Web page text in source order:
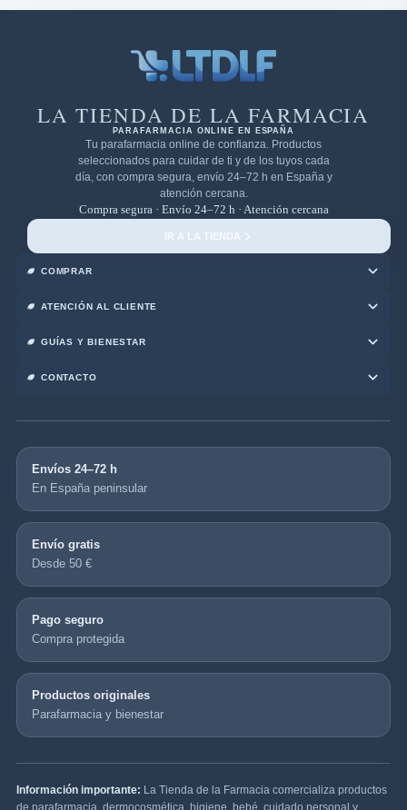
LA TIENDA DE LA FARMACIA
PARAFARMACIA ONLINE EN ESPAÑA
Tu parafarmacia online de confianza. Productos
seleccionados para cuidar de ti y de los tuyos cada
día, con compra segura, envío 24–72 h en España y
atención cercana.
Compra segura · Envío 24–72 h · Atención cercana
IR A LA TIENDA
COMPRAR
ATENCIÓN AL CLIENTE
GUÍAS Y BIENESTAR
CONTACTO
Envíos 24–72 h
En España peninsular
Envío gratis
Desde 50 €
Pago seguro
Compra protegida
Productos originales
Parafarmacia y bienestar
Información importante: La Tienda de la Farmacia comercializa productos
de parafarmacia, dermocosmética, higiene, bebé, cuidado personal y